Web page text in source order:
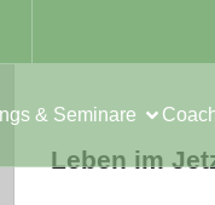
& Seminare
Leben im